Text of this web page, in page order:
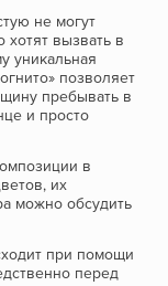
не могут
вызвать в
уникальная
позволяет
пребывать в
и просто
в
их
можно обсудить
при помощи
перед